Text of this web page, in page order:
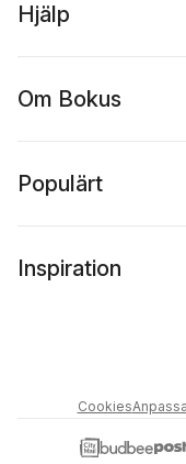
Hjälp
Om Bokus
Populärt
Inspiration
Cookies